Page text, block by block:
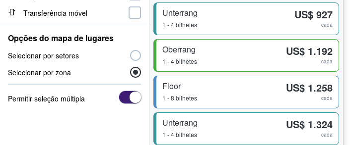
Unterrang
1 - 4 bilhetes
US$ 927
cada
Oberrang
1 - 4 bilhetes
US$ 1.192
cada
Floor
1 - 8 bilhetes
US$ 1.258
cada
Unterrang
1 - 4 bilhetes
US$ 1.324
cada
Transferência móvel
Opções do mapa de lugares
Selecionar por setores
Selecionar por zona
Permitir seleção múltipla